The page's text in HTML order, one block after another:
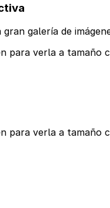
galería de
para verla a
para verla a